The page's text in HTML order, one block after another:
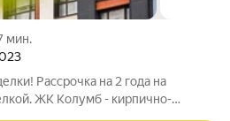
мин.
Рассрочка на 2 года на
ЖК Колумб - кирпично-